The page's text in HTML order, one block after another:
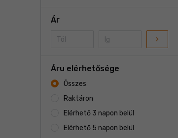
Ár
navigate_next
Áru elérhetősége
Összes
Raktáron
Elérhető 3 napon belül
Elérhető 5 napon belül